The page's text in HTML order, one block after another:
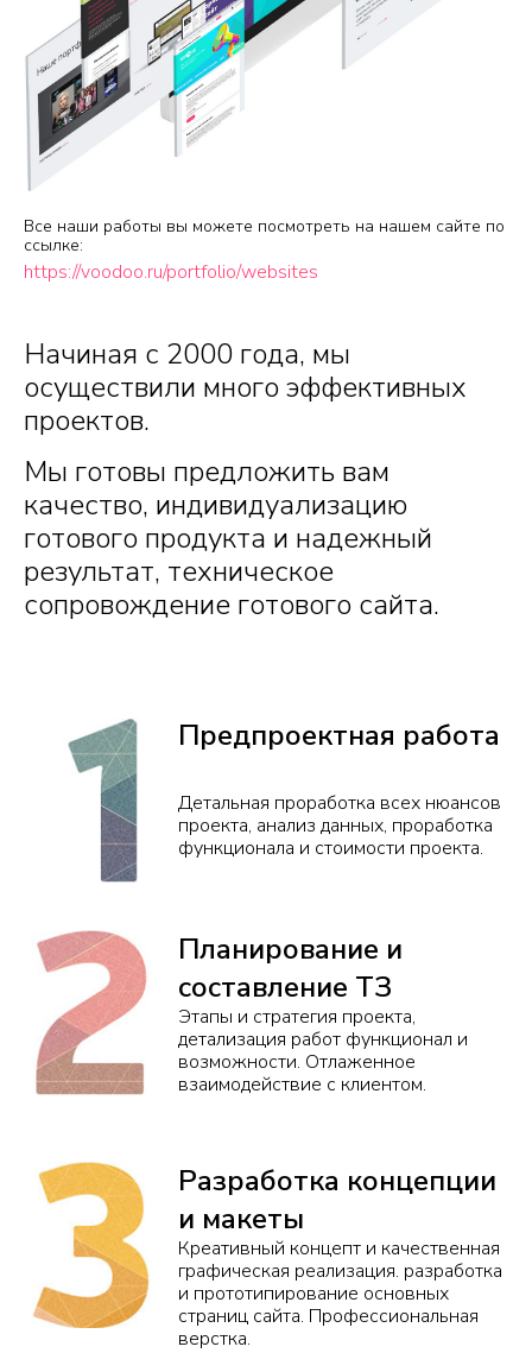
Все наши работы вы можете посмотреть на нашем сайте по
ссылке:
https://voodoo.ru/portfolio/websites
Начиная с 2000 года, мы
осуществили много эффективных
проектов.
Мы готовы предложить вам
качество, индивидуализацию
готового продукта и надежный
результат, техническое
сопровождение готового сайта.
Предпроектная работа
Детальная проработка всех нюансов
проекта, анализ данных, проработка
функционала и стоимости проекта.
Планирование и
составление ТЗ
Этапы и стратегия проекта,
детализация работ функционал и
возможности. Отлаженное
взаимодействие с клиентом.
Разработка концепции
и макеты
Креативный концепт и качественная
графическая реализация. разработка
и прототипирование основных
страниц сайта. Профессиональная
верстка.